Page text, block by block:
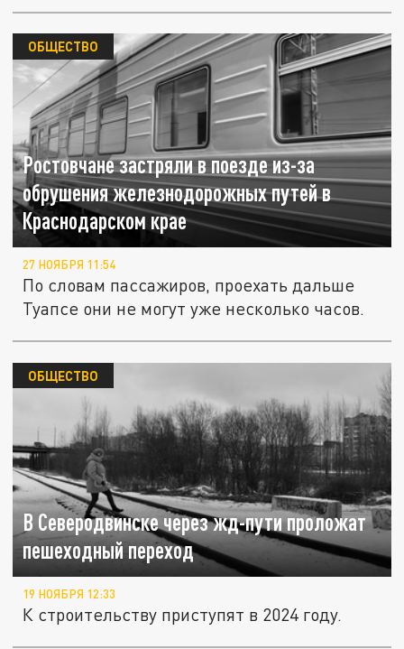
Ростовчане застряли в поезде из-за
обрушения железнодорожных путей в
Краснодарском крае
ОБЩЕСТВО
27 НОЯБРЯ 11:54
По словам пассажиров, проехать дальше
Туапсе они не могут уже несколько часов.
В Северодвинске через жд-пути проложат
пешеходный переход
ОБЩЕСТВО
19 НОЯБРЯ 12:33
К строительству приступят в 2024 году.